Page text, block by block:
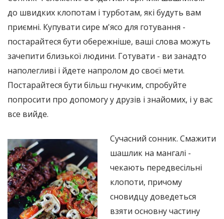
до швидких клопотам і турботам, які будуть вам
приємні. Купувати сире м'ясо для готування -
постарайтеся бути обережніше, ваші слова можуть
зачепити близької людини. Готувати - ви занадто
наполегливі і йдете напролом до своєї мети.
Постарайтеся бути більш гнучким, спробуйте
попросити про допомогу у друзів і знайомих, і у вас
все вийде.
Сучасний сонник. Смажити
шашлик на мангалі -
чекають передвесільні
клопоти, причому
сновидцу доведеться
взяти основну частину